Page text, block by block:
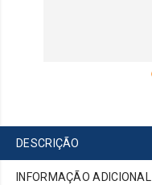
DESCRIÇÃO
INFORMAÇÃO ADICIONAL